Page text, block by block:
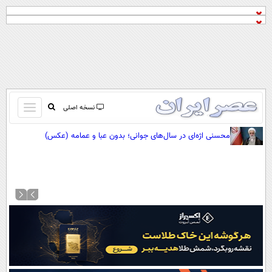
نسخه اصلی
باز
و
صفحه اول
پیوند ها
محسنی اژه‌ای در سال‌های جوانی؛ بدون عبا و عمامه (عکس)